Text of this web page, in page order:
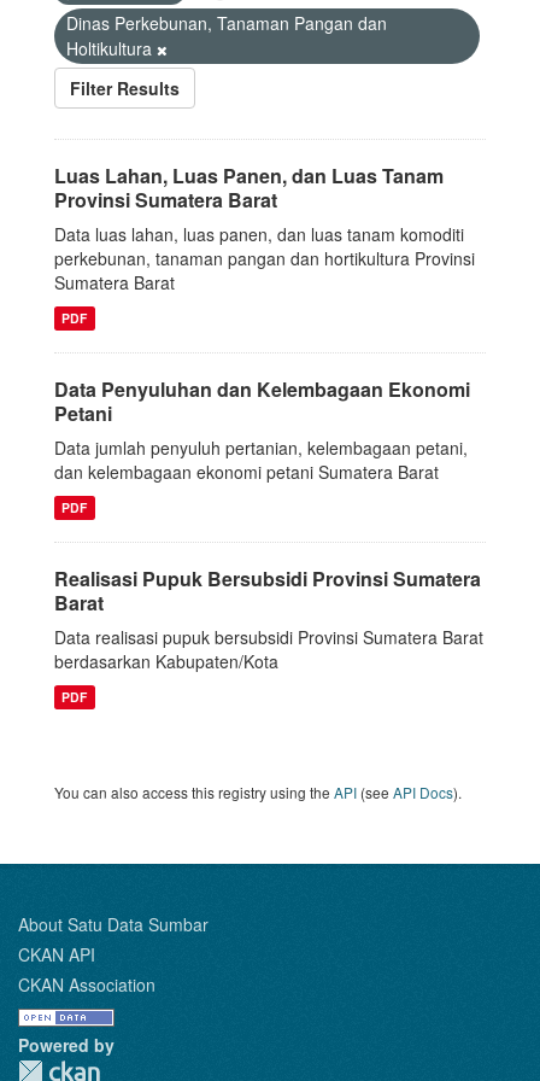
Dinas Perkebunan, Tanaman Pangan dan
Holtikultura
Filter Results
Luas Lahan, Luas Panen, dan Luas Tanam
Provinsi Sumatera Barat
Data luas lahan, luas panen, dan luas tanam komoditi
perkebunan, tanaman pangan dan hortikultura Provinsi
Sumatera Barat
PDF
Data Penyuluhan dan Kelembagaan Ekonomi
Petani
Data jumlah penyuluh pertanian, kelembagaan petani,
dan kelembagaan ekonomi petani Sumatera Barat
PDF
Realisasi Pupuk Bersubsidi Provinsi Sumatera
Barat
Data realisasi pupuk bersubsidi Provinsi Sumatera Barat
berdasarkan Kabupaten/Kota
PDF
You can also access this registry using the API (see API Docs).
About Satu Data Sumbar
CKAN API
CKAN Association
Powered by